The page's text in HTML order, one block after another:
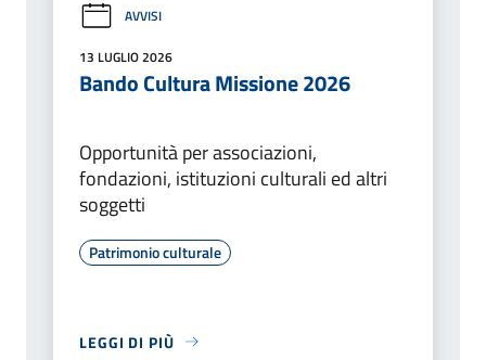
AVVISI
13 LUGLIO 2026
Bando Cultura Missione 2026
Opportunità per associazioni,
fondazioni, istituzioni culturali ed altri
soggetti
Patrimonio culturale
LEGGI DI PIÙ